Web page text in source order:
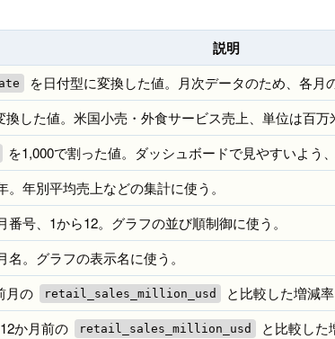
説明
を日付型に変換した値。月次データのため、各月
換した値。米国小売・外食サービス売上、単位は百万
を1,000で割った値。ダッシュボードで見やすいよう
。年別平均売上などの集計に使う。
番号、1から12。グラフの並び順制御に使う。
名。グラフの表示名に使う。
月の retail_sales_million_usd と比較した増減
か月前の retail_sales_million_usd と比較した